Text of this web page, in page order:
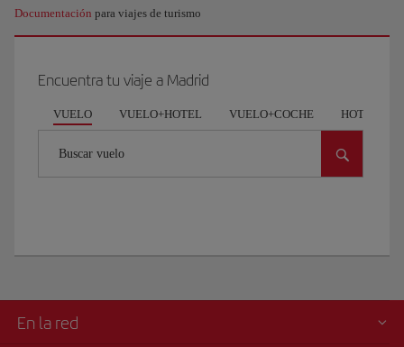
Documentación para viajes de turismo
Encuentra tu viaje a Madrid
VUELO VUELO+HOTEL VUELO+COCHE HOTEL
Buscar vuelo
En la red